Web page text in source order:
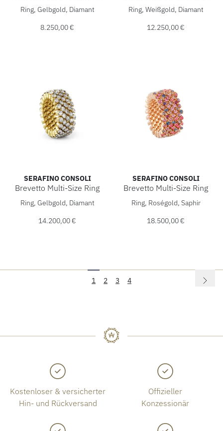
Serafino Consoli Brevetto Multi-Size Ring, Ref: RMS 3F2
Ring, Gelbgold, Diamant
8.250,00 €
Serafino Consoli Brevetto
Ring, Weißgold, Diamant
12.250,00 €
SERAFINO CONSOLI
Brevetto Multi-Size Ring
Serafino Consoli Brevetto Multi-Size Ring, Ref: RMS 5F2
Ring, Gelbgold, Diamant
14.200,00 €
SERAFINO CONSOLI
Brevetto Multi-Size Ring
Serafino Consoli Brevetto
Ring, Roségold, Saphir
18.500,00 €
1 2 3 4
Kostenloser & versicherter
Hin- und Rückversand
Offizieller
Konzessionär